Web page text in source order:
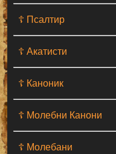
☦ Псалтир
☦ Акатисти
☦ Каноник
☦ Молебни Канони
☦ Молебани